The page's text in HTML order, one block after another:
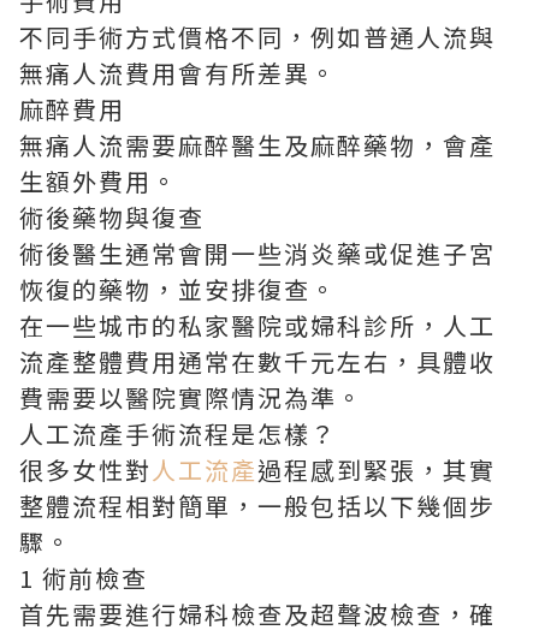
不同手術方式價格不同，例如普通人流與
無痛人流費用會有所差異。
麻醉費用
無痛人流需要麻醉醫生及麻醉藥物，會產
生額外費用。
術後藥物與復查
術後醫生通常會開一些消炎藥或促進子宮
恢復的藥物，並安排復查。
在一些城市的私家醫院或婦科診所，人工
流產整體費用通常在數千元左右，具體收
費需要以醫院實際情況為準。
人工流產手術流程是怎樣？
很多女性對人工流產過程感到緊張，其實
整體流程相對簡單，一般包括以下幾個步
驟。
1 術前檢查
首先需要進行婦科檢查及超聲波檢查，確